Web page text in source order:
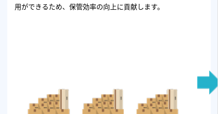
用ができるため、保管効率の向上に貢献します。